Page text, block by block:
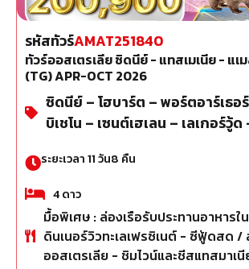
รหัสทัวร์AMAT251840
ทัวร์ออสเตรเลีย ซิดนีย์ - แทสเมเนีย - แเม
(TG) APR-OCT 2026
ซิดนีย์ – โฮบาร์ต – พอร์ตอาร์เธอ
บิเชโน – เซนต์เฮเลน – เลเกอร์วู้
จีลอง – เมลเบิร์น
ระยะเวลา11วัน8 คืน
4ดาว
มื้อพิเศษ : ล่องเรือรับประทานอาหาร
ดินเนอร์วิวทะเลเฟรซิเนต์ - ซีฟู้ดสด /
ออสเตรเลีย - ชิมไวน์และชีสแทสมาเนี